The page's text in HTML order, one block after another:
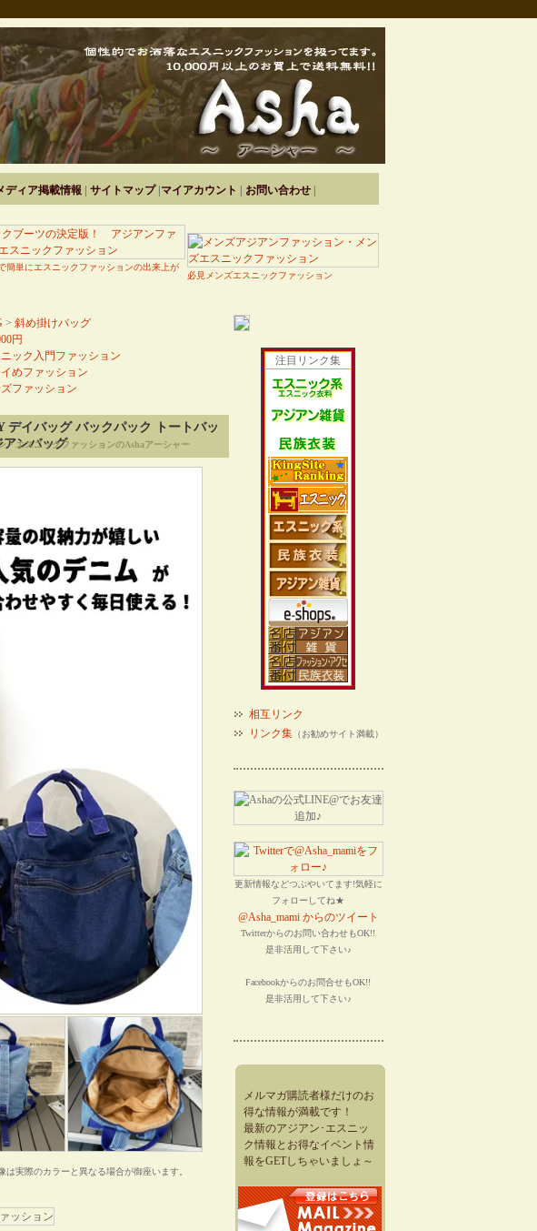
ディア掲載情報 サイトマップ| マイアカウント お問い合わせ|
簡単にエスニックファッションの出来上が
必見メンズエスニックファッション
> 斜め掛けバッグ
円
ック入門ファッション
めファッション
ファッション
デイバッグ バックパック トートバッ
ンバッグ
・エスニックファッションのAshaアーシャー
は実際のカラーと異なる場合が御座います。
注目リンク集
相互リンク
リンク集（お勧めサイト満載）
更新情報などつぶやいてます!気軽に
フォローしてね★
@Asha_mami からのツイート
Twitterからのお問い合わせもOK!!
是非活用して下さい♪
Facebookからのお問合せもOK!!
是非活用して下さい♪
メルマガ購読者様だけのお
得な情報が満載です！
最新のアジアン･エスニッ
ク情報とお得なイベント情
報をGETしちゃいましょ～